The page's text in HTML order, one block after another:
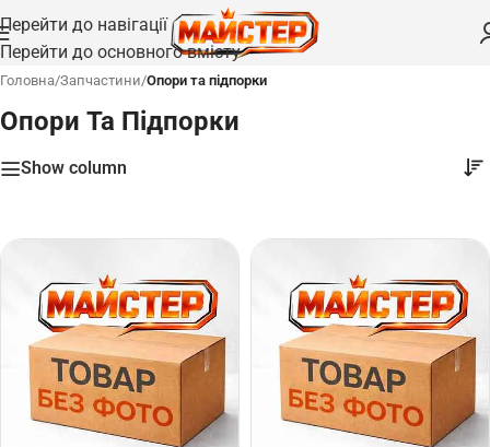
Перейти до навігації
Перейти до основного вмісту
Головна/Запчастини/Опори та підпорки
Опори Та Підпорки
Show column